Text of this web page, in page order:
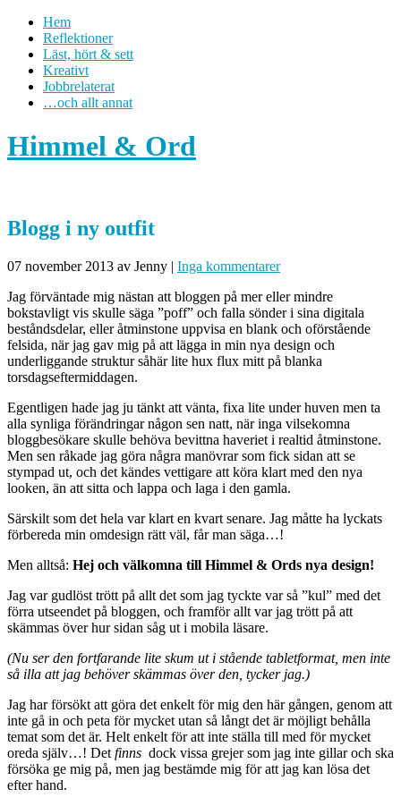
Hem
Reflektioner
Läst, hört & sett
Kreativt
Jobbrelaterat
…och allt annat
Himmel & Ord
Blogg i ny outfit
07 november 2013 av Jenny | Inga kommentarer
Jag förväntade mig nästan att bloggen på mer eller mindre
bokstavligt vis skulle säga ”poff” och falla sönder i sina digitala
beståndsdelar, eller åtminstone uppvisa en blank och oförstående
felsida, när jag gav mig på att lägga in min nya design och
underliggande struktur såhär lite hux flux mitt på blanka
torsdagseftermiddagen.
Egentligen hade jag ju tänkt att vänta, fixa lite under huven men ta
alla synliga förändringar någon sen natt, när inga vilsekomna
bloggbesökare skulle behöva bevittna haveriet i realtid åtminstone.
Men sen råkade jag göra några manövrar som fick sidan att se
stympad ut, och det kändes vettigare att köra klart med den nya
looken, än att sitta och lappa och laga i den gamla.
Särskilt som det hela var klart en kvart senare. Jag måtte ha lyckats
förbereda min omdesign rätt väl, får man säga…!
Men alltså: Hej och välkomna till Himmel & Ords nya design!
Jag var gudlöst trött på allt det som jag tyckte var så ”kul” med det
förra utseendet på bloggen, och framför allt var jag trött på att
skämmas över hur sidan såg ut i mobila läsare.
(Nu ser den fortfarande lite skum ut i stående tabletformat, men inte
så illa att jag behöver skämmas över den, tycker jag.)
Jag har försökt att göra det enkelt för mig den här gången, genom att
inte gå in och peta för mycket utan så långt det är möjligt behålla
temat som det är. Helt enkelt för att inte ställa till med för mycket
oreda själv…! Det finns dock vissa grejer som jag inte gillar och ska
försöka ge mig på, men jag bestämde mig för att jag kan lösa det
efter hand.